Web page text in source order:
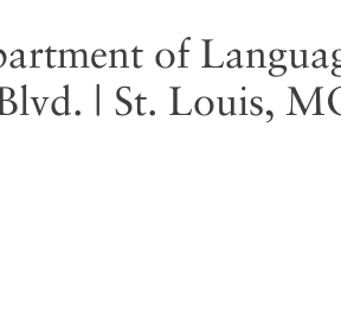
of
| St. Louis,